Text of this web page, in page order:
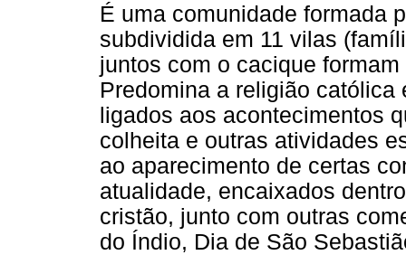
É uma comunidade formada
subdividida em 11 vilas
juntos com o cacique
Predomina a religião
ligados aos acontecimentos
colheita e outras atividades
ao aparecimento de certas
atualidade, encaixados
cristão, junto com outras
do Índio, Dia de São